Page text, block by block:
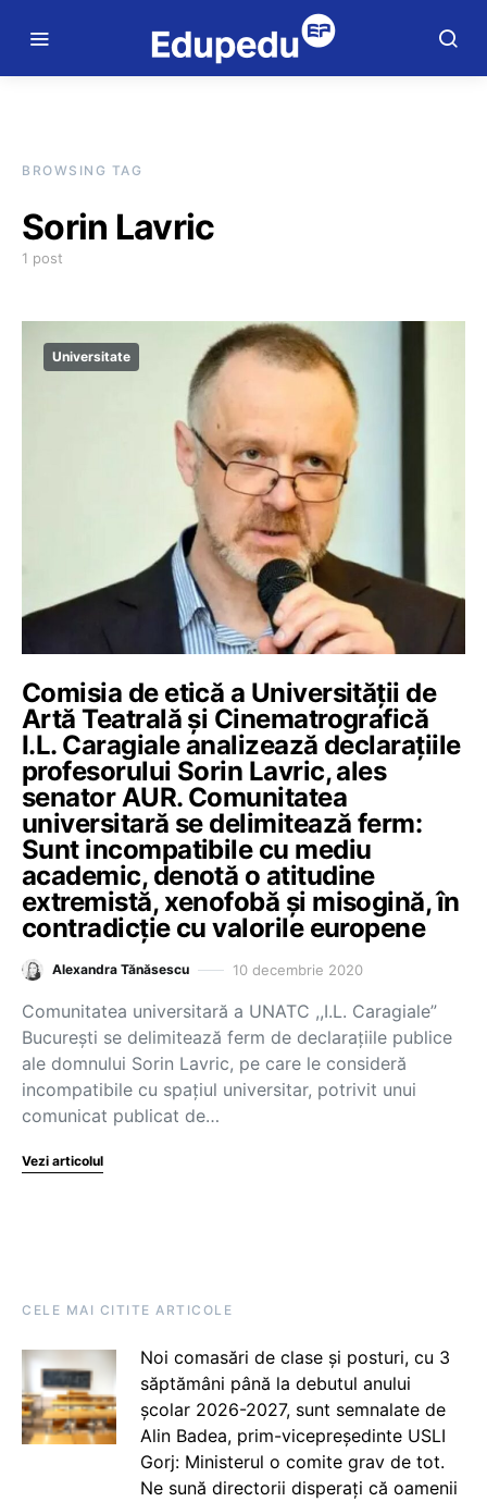
BROWSING TAG
Sorin Lavric
1 post
Universitate
Comisia de etică a Universității de
Artă Teatrală și Cinematrografică
I.L. Caragiale analizează declarațiile
profesorului Sorin Lavric, ales
senator AUR. Comunitatea
universitară se delimitează ferm:
Sunt incompatibile cu mediu
academic, denotă o atitudine
extremistă, xenofobă și misogină, în
contradicție cu valorile europene
Alexandra Tănăsescu 10 decembrie 2020
Comunitatea universitară a UNATC ,,I.L. Caragiale”
București se delimitează ferm de declarațiile publice
ale domnului Sorin Lavric, pe care le consideră
incompatibile cu spațiul universitar, potrivit unui
comunicat publicat de…
Vezi articolul
CELE MAI CITITE ARTICOLE
Noi comasări de clase și posturi, cu 3
săptămâni până la debutul anului
școlar 2026-2027, sunt semnalate de
Alin Badea, prim-vicepreședinte USLI
Gorj: Ministerul o comite grav de tot.
Ne sună directorii disperați că oamenii